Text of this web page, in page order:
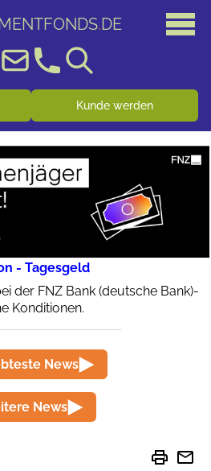
.DE
Kunde werden
- Tagesgeld
der FNZ Bank (deutsche Bank)-
Konditionen.
News
News
print mail